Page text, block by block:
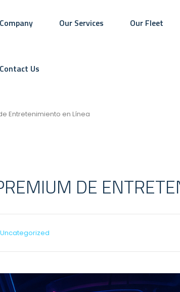
Company Our Services Our Fleet
Contact Us
Entretenimiento en Línea
DE
Uncategorized